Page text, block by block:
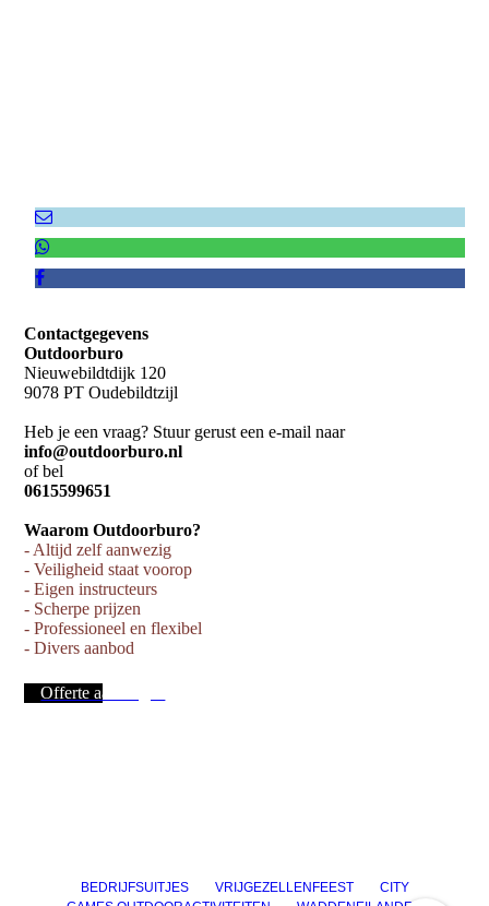
Contactgegevens
Outdoorburo
Nieuwebildtdijk 120
9078 PT Oudebildtzijl
Heb je een vraag? Stuur gerust een e-mail naar
info@outdoorburo.nl
of bel
0615599651
Waarom Outdoorburo?
- Altijd zelf aanwezig
- Veiligheid staat voorop
- Eigen instructeurs
- Scherpe prijzen
- Professioneel en flexibel
- Divers aanbod
Offerte aanvragen
BEDRIJFSUITJES VRIJGEZELLENFEEST
CITY